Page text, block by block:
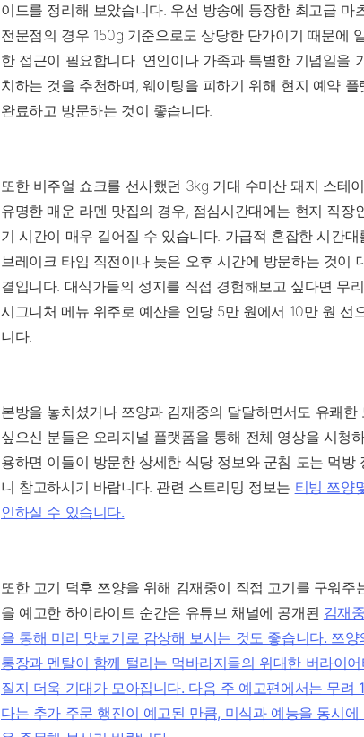
이드를 정리해 보았습니다. 우선 방송에 등장한 최고급 마
전문점의 경우 150g 기준으로도 상당한 단가이기 때문에
한 접근이 필요합니다. 연인이나 가족과 특별한 기념일을
치하는 것을 추천하며, 웨이팅을 피하기 위해 현지 예약
완료하고 방문하는 것이 좋습니다.
또한 비주얼 쇼크를 선사했던 3kg 거대 수미산 돼지 스테
유명한 매운 라멘 맛집의 경우, 점심시간대에는 현지 직장
기 시간이 매우 길어질 수 있습니다. 가급적 혼잡한 시간
브레이크 타임 직전이나 늦은 오후 시간에 방문하는 것이
결입니다. 대식가들의 성지를 직접 경험해보고 싶다면 무
시그니처 메뉴 위주로 예산을 인당 5만 원에서 10만 원 선
니다.
본방을 놓치셨거나 쯔양과 김재중의 달달하면서도 유쾌
싶으신 분들은 오리지널 플랫폼을 통해 전체 영상을 시청
용하면 이들이 방문한 상세한 식당 정보와 군침 도는 먹방
니 참고하시기 바랍니다. 관련 스트리밍 정보는 티빙 쯔양
인하실 수 있습니다.
또한 고기 덕후 쯔양을 위해 김재중이 직접 고기를 구워주
을 예고한 하이라이트 순간은 유튜브 채널에 공개된 김재
을 통해 미리 맛보기로 감상해 보시는 것도 좋습니다. 쯔
통장과 멘탈이 함께 털리는 먹바라지들의 위대한 버라이
질지 더욱 기대가 모아집니다. 다음 주 예고편에서는 무려
다는 추가 주문 행진이 예고된 만큼, 미식과 예능을 동시